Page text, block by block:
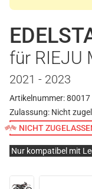
für RIEJU
2021 - 2023
Artikelnummer: 80017
Zulassung: Nicht
NICHT
Nur kompatibel mit